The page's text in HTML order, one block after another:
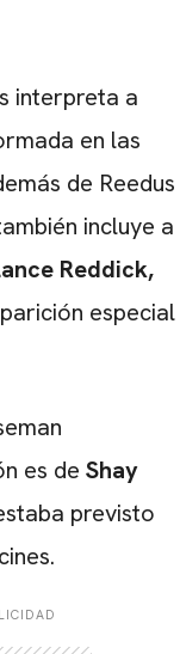
interpreta a
en las
de Reedus
incluye a
Reddick,
especial
es de Shay
previsto